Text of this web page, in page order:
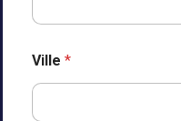
Ville *